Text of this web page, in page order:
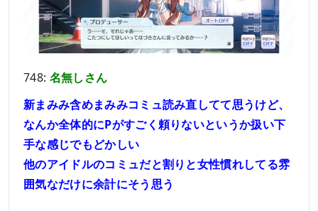
748: 名無しさん
新まみみ含めまみみコミュ読み直してて思うけど、
なんか全体的にPがすごく頼りないというか扱い下
手な感じでもどかしい
他のアイドルのコミュだと割りと女性慣れしてる雰
囲気なだけに余計にそう思う